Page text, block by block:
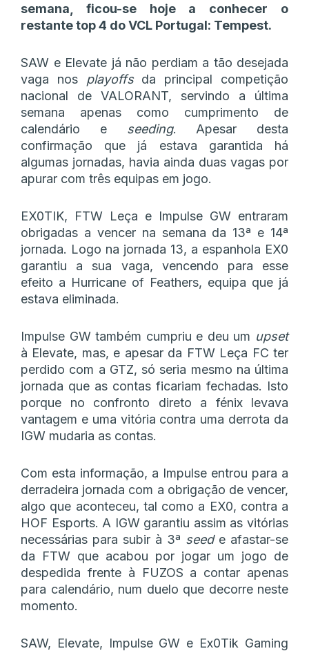
semana, ficou-se hoje a conhecer o
restante top 4 do VCL Portugal: Tempest.
SAW e Elevate já não perdiam a tão desejada
vaga nos playoffsda principal competição
nacional de VALORANT, servindo a última
semana apenas como cumprimento de
calendário e seeding. Apesar desta
confirmação que já estava garantida há
algumas jornadas, havia ainda duas vagas por
apurar com três equipas em jogo.
EX0TIK, FTW Leça e Impulse GW entraram
obrigadas a vencer na semana da 13ª e 14ª
jornada. Logo na jornada 13, a espanhola EX0
garantiu a sua vaga, vencendo para esse
efeito a Hurricane of Feathers, equipa que já
estava eliminada.
Impulse GW também cumpriu e deu um upset
à Elevate, mas, e apesar da FTW Leça FC ter
perdido com a GTZ, só seria mesmo na última
jornada que as contas ficariam fechadas. Isto
porque no confronto direto a fénix levava
vantagem e uma vitória contra uma derrota da
IGW mudaria as contas.
Com esta informação, a Impulse entrou para a
derradeira jornada com a obrigação de vencer,
algo que aconteceu, tal como a EX0, contra a
HOF Esports. A IGW garantiu assim as vitórias
necessárias para subir à 3ª seede afastar-se
da FTW que acabou por jogar um jogo de
despedida frente à FUZOS a contar apenas
para calendário, num duelo que decorre neste
momento.
SAW, Elevate, Impulse GW e Ex0Tik Gaming